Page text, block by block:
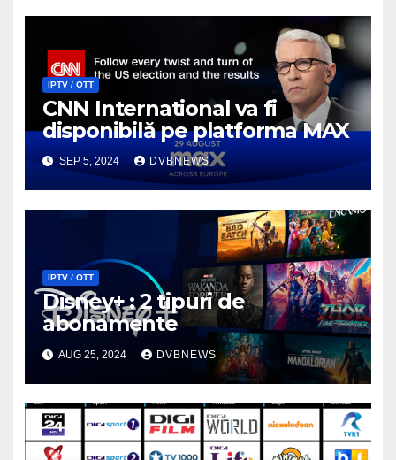
IPTV / OTT
CNN International va fi
disponibilă pe platforma MAX
SEP 5, 2024 DVBNEWS
IPTV / OTT
Disney+ : 2 tipuri de
abonamente
AUG 25, 2024 DVBNEWS